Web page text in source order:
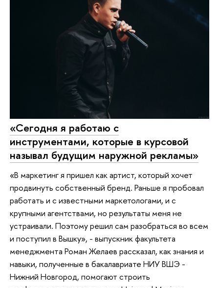
«Сегодня я работаю с
инструментами, которые в курсовой
называл будущим наружной рекламы»
«В маркетинг я пришел как артист, который хочет
продвинуть собственный бренд. Раньше я пробовал
работать и с известными маркетологами, и с
крупными агентствами, но результаты меня не
устраивали. Поэтому решил сам разобраться во всем
и поступил в Вышку», - выпускник факультета
менеджмента Роман Желаев рассказал, как знания и
навыки, полученные в бакалавриате НИУ ВШЭ -
Нижний Новгород, помогают строить